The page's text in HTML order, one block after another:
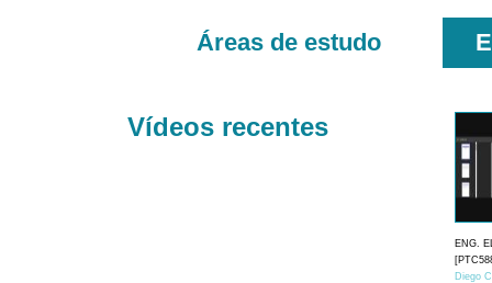
Áreas de estudo
Vídeos recentes
ENG.
Diego